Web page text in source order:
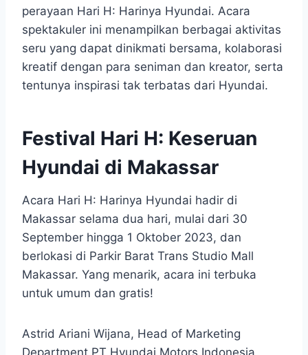
perayaan Hari H: Harinya Hyundai. Acara
spektakuler ini menampilkan berbagai aktivitas
seru yang dapat dinikmati bersama, kolaborasi
kreatif dengan para seniman dan kreator, serta
tentunya inspirasi tak terbatas dari Hyundai.
Festival Hari H: Keseruan
Hyundai di Makassar
Acara Hari H: Harinya Hyundai hadir di
Makassar selama dua hari, mulai dari 30
September hingga 1 Oktober 2023, dan
berlokasi di Parkir Barat Trans Studio Mall
Makassar. Yang menarik, acara ini terbuka
untuk umum dan gratis!
Astrid Ariani Wijana, Head of Marketing
Department PT Hyundai Motors Indonesia